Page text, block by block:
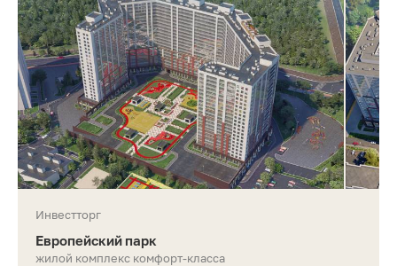
Инвестторг
Европейский парк
жилой комплекс комфорт-класса